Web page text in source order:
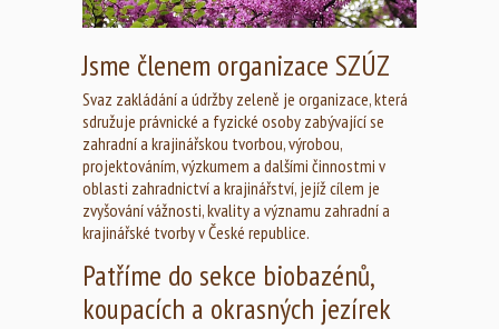
Jsme členem organizace SZÚZ
Svaz zakládání a údržby zeleně je organizace, která
sdružuje právnické a fyzické osoby zabývající se
zahradní a krajinářskou tvorbou, výrobou,
projektováním, výzkumem a dalšími činnostmi v
oblasti zahradnictví a krajinářství, jejíž cílem je
zvyšování vážnosti, kvality a významu zahradní a
krajinářské tvorby v České republice.
Patříme do sekce biobazénů,
koupacích a okrasných jezírek